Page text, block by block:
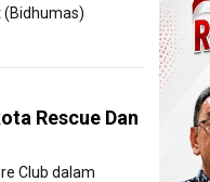
(Bidhumas)
Rescue Dan
Club dalam